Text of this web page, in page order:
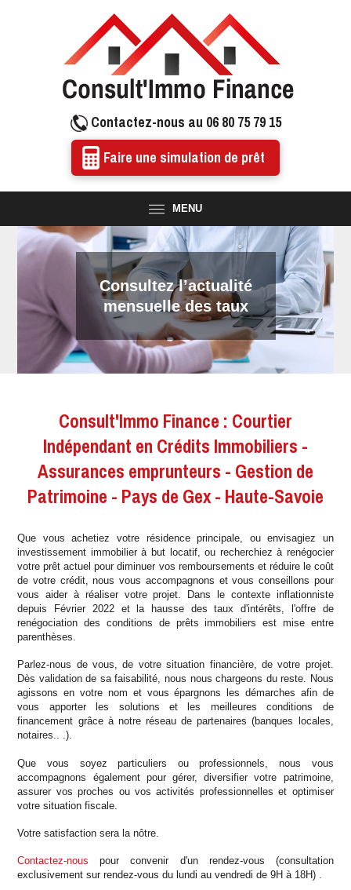
Contactez-nous au 06 80 75 79 15
Faire une simulation de prêt
MENU
Consultez l’actualité
mensuelle des taux
Consult'Immo Finance : Courtier
Indépendant en Crédits Immobiliers -
Assurances emprunteurs - Gestion de
Patrimoine - Pays de Gex - Haute-Savoie
Que vous achetiez votre résidence principale, ou envisagiez un
investissement immobilier à but locatif, ou recherchiez à renégocier
votre prêt actuel pour diminuer vos remboursements et réduire le coût
de votre crédit, nous vous accompagnons et vous conseillons pour
vous aider à réaliser votre projet. Dans le contexte inflationniste
depuis Février 2022 et la hausse des taux d'intérêts, l'offre de
renégociation des conditions de prêts immobiliers est mise entre
parenthèses.
Parlez-nous de vous, de votre situation financière, de votre projet.
Dès validation de sa faisabilité, nous nous chargeons du reste. Nous
agissons en votre nom et vous épargnons les démarches afin de
vous apporter les solutions et les meilleures conditions de
financement grâce à notre réseau de partenaires (banques locales,
notaires.. .).
Que vous soyez particuliers ou professionnels, nous vous
accompagnons également pour gérer, diversifier votre patrimoine,
assurer vos proches ou vos activités professionnelles et optimiser
votre situation fiscale.
Votre satisfaction sera la nôtre.
Contactez-nous pour convenir d'un rendez-vous (consultation
exclusivement sur rendez-vous du lundi au vendredi de 9H à 18H) .